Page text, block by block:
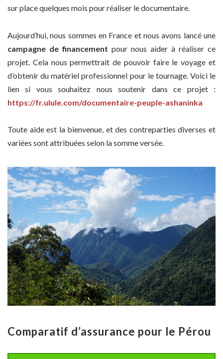
sur place quelques mois pour réaliser le documentaire.
Aujourd’hui, nous sommes en France et nous avons lancé une
campagne de financement pour nous aider à réaliser ce
projet. Cela nous permettrait de pouvoir faire le voyage et
d’obtenir du matériel professionnel pour le tournage. Voici le
lien si vous souhaitez nous soutenir dans ce projet :
https://fr.ulule.com/documentaire-peuple-ashaninka
Toute aide est la bienvenue, et des contreparties diverses et
variées sont attribuées selon la somme versée.
Comparatif d’assurance pour le Pérou